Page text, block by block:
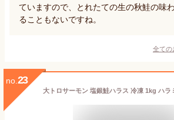
ていますので、とれたての生の秋鮭の味
ることもないですね。
全ての
no. 23